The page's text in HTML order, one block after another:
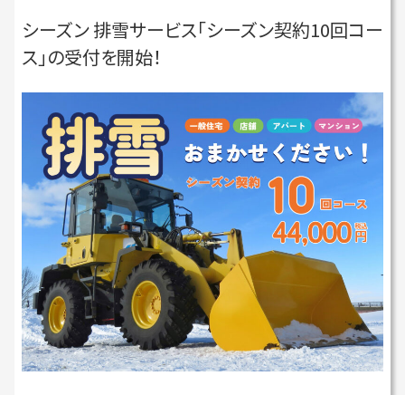
シーズン 排雪サービス「シーズン契約10回コー
ス」の受付を開始！